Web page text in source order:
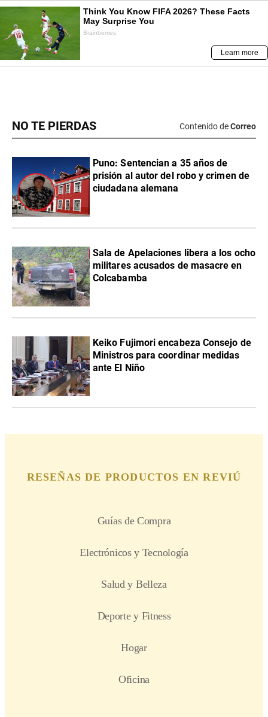
NO TE PIERDAS Contenido deCorreo
Puno: Sentencian a 35 años de
prisión al autor del robo y crimen de
ciudadana alemana
Sala de Apelaciones libera a los ocho
militares acusados de masacre en
Colcabamba
Keiko Fujimori encabeza Consejo de
Ministros para coordinar medidas
ante El Niño